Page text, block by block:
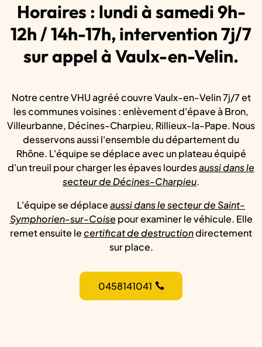
Horaires : lundi à samedi 9h-
12h / 14h-17h, intervention 7j/7
sur appel à Vaulx-en-Velin.
Notre centre VHU agréé couvre Vaulx-en-Velin 7j/7 et
les communes voisines : enlèvement d'épave à Bron,
Villeurbanne, Décines-Charpieu, Rillieux-la-Pape. Nous
desservons aussi l'ensemble du département du
Rhône. L'équipe se déplace avec un plateau équipé
d'un treuil pour charger les épaves lourdesaussi dans le
secteur de Décines-Charpieu.
L'équipe se déplaceaussi dans le secteur de Saint-
Symphorien-sur-Coise pour examiner le véhicule. Elle
remet ensuite lecertificat de destructiondirectement
sur place.
0458141041